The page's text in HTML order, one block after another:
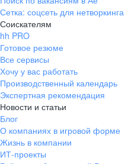
Сетка: соцсеть для нетворкинга
Соискателям
hh PRO
Готовое резюме
Все сервисы
Хочу у вас работать
Производственный календарь
Экспертная рекомендация
Новости и статьи
Блог
О компаниях в игровой форме
Жизнь в компании
ИТ-проекты